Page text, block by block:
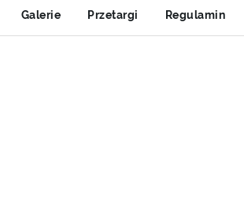
Galerie Przetargi Regulamin